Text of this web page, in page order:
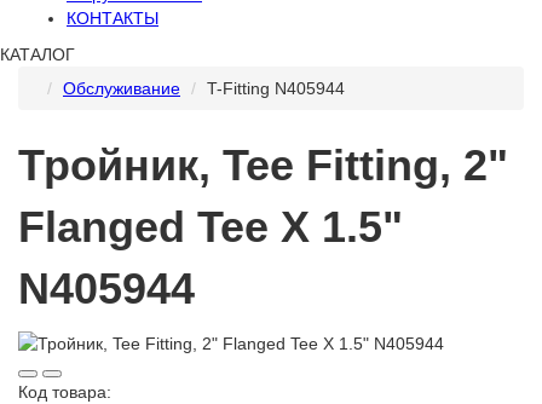
КОНТАКТЫ
КАТАЛОГ
Обслуживание
T-Fitting N405944
Тройник, Tee Fitting, 2"
Flanged Tee X 1.5"
N405944
Код товара: